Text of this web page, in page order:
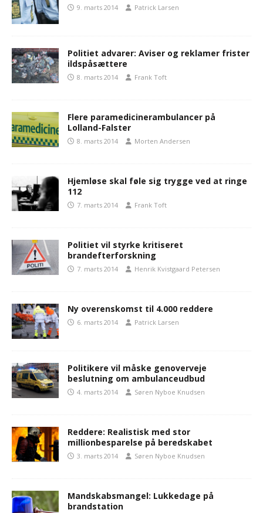
9. marts 2014 Patrick Larsen
Politiet advarer: Aviser og reklamer frister
ildspåsættere
8. marts 2014 Frank Toft
Flere paramedicinerambulancer på
Lolland-Falster
8. marts 2014 Morten Andersen
Hjemløse skal føle sig trygge ved at ringe
112
7. marts 2014 Frank Toft
Politiet vil styrke kritiseret
brandefterforskning
7. marts 2014 Henrik Kvistgaard Petersen
Ny overenskomst til 4.000 reddere
6. marts 2014 Patrick Larsen
Politikere vil måske genoverveje
beslutning om ambulanceudbud
4. marts 2014 Søren Nyboe Knudsen
Reddere: Realistisk med stor
millionbesparelse på beredskabet
3. marts 2014 Søren Nyboe Knudsen
Mandskabsmangel: Lukkedage på
brandstation